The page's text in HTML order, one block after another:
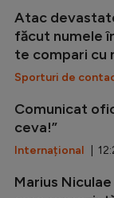
Atac
făcut numele
te compari cu
Sporturi de
Comunicat
ceva!”
Internațional |
Marius